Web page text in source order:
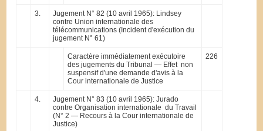
3.
Jugement N° 82 (10 avril 1965): Lindsey
contre Union internationale des
télécommunications (Incident d'exécution du
jugement N° 61)
Caractère immédiatement exécutoire
des jugements du Tribunal — Effet non
suspensif d'une demande d'avis à la
Cour internationale de Justice
226
4.
Jugement N° 83 (10 avril 1965): Jurado
contre Organisation internationale du Travail
(N° 2 — Recours à la Cour internationale de
Justice)